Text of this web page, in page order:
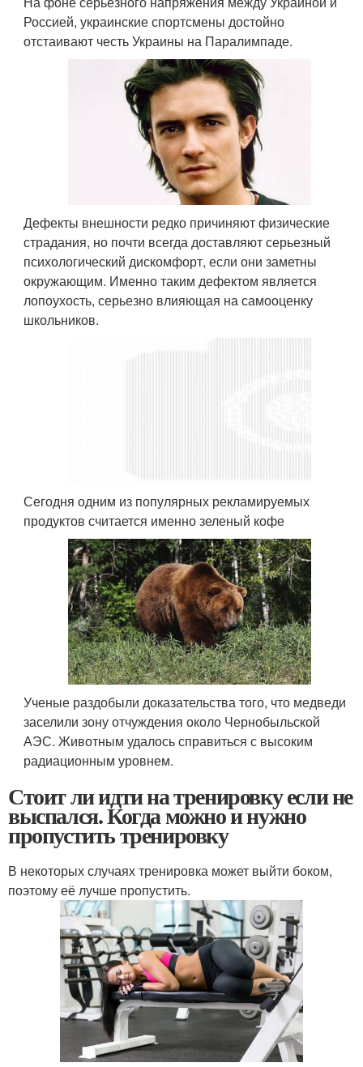
Россией, украинские спортсмены достойно
отстаивают честь Украины на Паралимпаде.
Дефекты внешности редко причиняют физические
страдания, но почти всегда доставляют серьезный
психологический дискомфорт, если они заметны
окружающим. Именно таким дефектом является
лопоухость, серьезно влияющая на самооценку
школьников.
Сегодня одним из популярных рекламируемых
продуктов считается именно зеленый кофе
Ученые раздобыли доказательства того, что медведи
заселили зону отчуждения около Чернобыльской
АЭС. Животным удалось справиться с высоким
радиационным уровнем.
Стоит ли идти на тренировку если не
выспался. Когда можно и нужно
пропустить тренировку
В некоторых случаях тренировка может выйти боком,
поэтому её лучше пропустить.